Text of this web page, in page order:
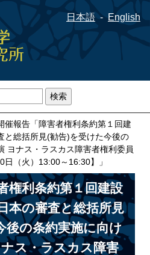
日本語 English
催報告「障害者権利条約第１回建
と総括所見(勧告)を受けた今後の
ヨナス・ラスカス障害者権利委員
（火）13:00～16:30】」
権利条約第１回建設
本の審査と総括所見
後の条約実施に向け
ス・ラスカス障害